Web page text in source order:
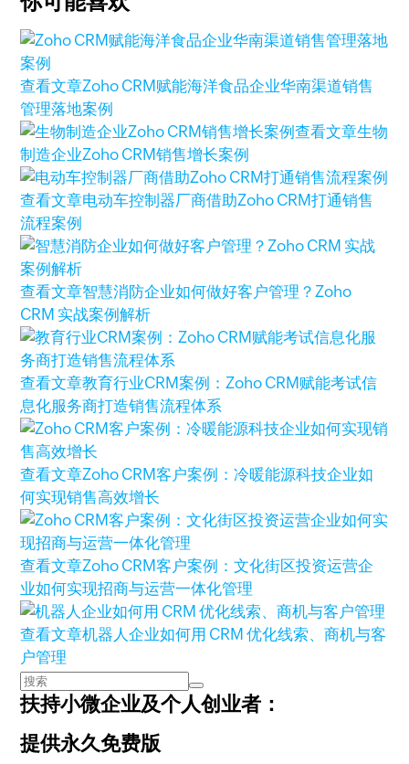
查看文章Zoho CRM赋能海洋食品企业华南渠道销售
管理落地案例
查看文章生物
制造企业Zoho CRM销售增长案例
查看文章电动车控制器厂商借助Zoho CRM打通销售
流程案例
查看文章智慧消防企业如何做好客户管理？Zoho
CRM 实战案例解析
查看文章教育行业CRM案例：Zoho CRM赋能考试信
息化服务商打造销售流程体系
查看文章Zoho CRM客户案例：冷暖能源科技企业如
何实现销售高效增长
查看文章Zoho CRM客户案例：文化街区投资运营企
业如何实现招商与运营一体化管理
查看文章机器人企业如何用 CRM 优化线索、商机与客
户管理
扶持小微企业及个人创业者：
提供永久免费版